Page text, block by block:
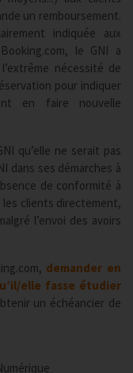
un remboursement.
indiquée aux
le GNI a
nécessité de
pour indiquer
en faire nouvelle
qu’elle ne serait pas
dans ses démarches à
de conformité à
les clients directement,
l’envoi des avoirs
demander en
elle fasse étudier
un échéancier de